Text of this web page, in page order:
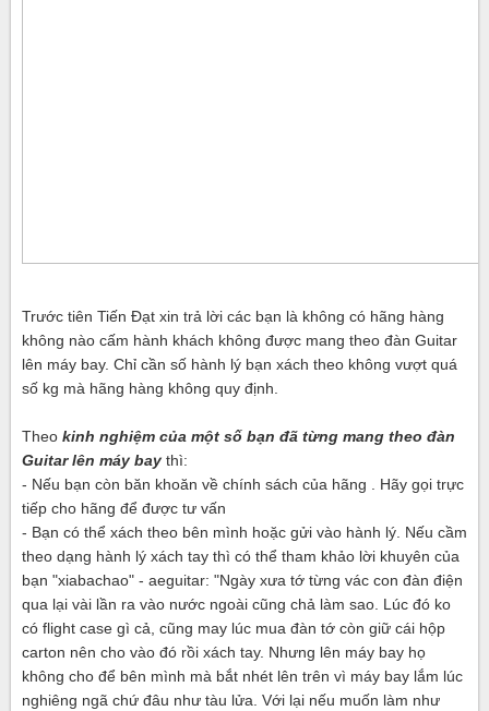
Trước tiên Tiến Đạt xin trả lời các bạn là không có hãng hàng
không nào cấm hành khách không được mang theo đàn Guitar
lên máy bay. Chỉ cần số hành lý bạn xách theo không vượt quá
số kg mà hãng hàng không quy định.
Theo kinh nghiệm của một số bạn đã từng mang theo đàn
Guitar lên máy bay thì:
- Nếu bạn còn băn khoăn về chính sách của hãng . Hãy gọi trực
tiếp cho hãng để được tư vấn
- Bạn có thể xách theo bên mình hoặc gửi vào hành lý. Nếu cầm
theo dạng hành lý xách tay thì có thể tham khảo lời khuyên của
bạn "xiabachao" - aeguitar: "Ngày xưa tớ từng vác con đàn điện
qua lại vài lần ra vào nước ngoài cũng chả làm sao. Lúc đó ko
có flight case gì cả, cũng may lúc mua đàn tớ còn giữ cái hộp
carton nên cho vào đó rồi xách tay. Nhưng lên máy bay họ
không cho để bên mình mà bắt nhét lên trên vì máy bay lắm lúc
nghiêng ngã chứ đâu như tàu lửa. Với lại nếu muốn làm như